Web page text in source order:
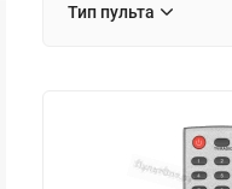
Тип пульта